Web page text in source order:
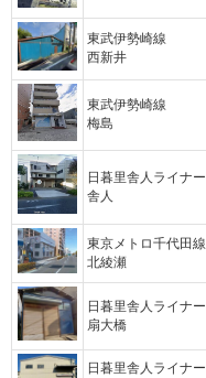
東武伊勢崎線
西新井
東武伊勢崎線
梅島
日暮里舎人ライナー
舎人
東京メトロ千代田線
北綾瀬
日暮里舎人ライナー
扇大橋
日暮里舎人ライナー